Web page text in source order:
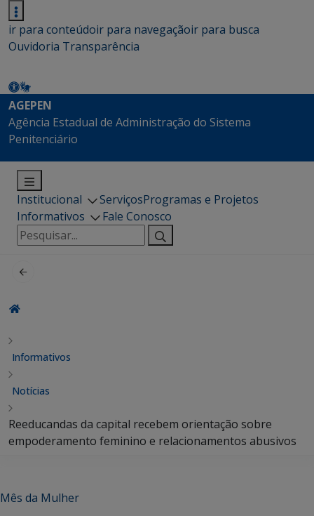
ir para conteúdoir para navegaçãoir para busca
Ouvidoria Transparência
AGEPEN
Agência Estadual de Administração do Sistema
Penitenciário
Institucional ServiçosProgramas e Projetos
Informativos
Fale Conosco
Pesquisar
por:
Informativos
Notícias
Reeducandas da capital recebem orientação sobre
empoderamento feminino e relacionamentos abusivos
Mês da Mulher